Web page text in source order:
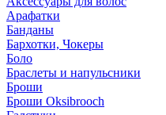
Арафатки
Банданы
Бархотки, Чокеры
Боло
Браслеты и напульсники
Броши
Броши Oksibrooch